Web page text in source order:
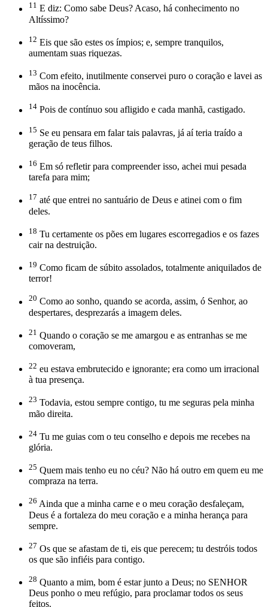
11 E diz: Como sabe Deus? Acaso, há conhecimento no
Altíssimo?
12 Eis que são estes os ímpios; e, sempre tranquilos,
aumentam suas riquezas.
13 Com efeito, inutilmente conservei puro o coração e lavei as
mãos na inocência.
14 Pois de contínuo sou afligido e cada manhã, castigado.
15 Se eu pensara em falar tais palavras, já aí teria traído a
geração de teus filhos.
16 Em só refletir para compreender isso, achei mui pesada
tarefa para mim;
17 até que entrei no santuário de Deus e atinei com o fim
deles.
18 Tu certamente os pões em lugares escorregadios e os fazes
cair na destruição.
19 Como ficam de súbito assolados, totalmente aniquilados de
terror!
20 Como ao sonho, quando se acorda, assim, ó Senhor, ao
despertares, desprezarás a imagem deles.
21 Quando o coração se me amargou e as entranhas se me
comoveram,
22 eu estava embrutecido e ignorante; era como um irracional
à tua presença.
23 Todavia, estou sempre contigo, tu me seguras pela minha
mão direita.
24 Tu me guias com o teu conselho e depois me recebes na
glória.
25 Quem mais tenho eu no céu? Não há outro em quem eu me
compraza na terra.
26 Ainda que a minha carne e o meu coração desfaleçam,
Deus é a fortaleza do meu coração e a minha herança para
sempre.
27 Os que se afastam de ti, eis que perecem; tu destróis todos
os que são infiéis para contigo.
28 Quanto a mim, bom é estar junto a Deus; no SENHOR
Deus ponho o meu refúgio, para proclamar todos os seus
feitos.